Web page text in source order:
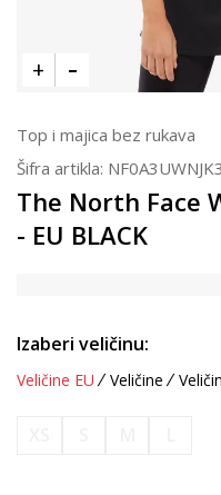
Top i majica bez rukava
Šifra artikla:
The North Face
- EU BLACK
Izaberi veličinu:
Veličine EU Veličine